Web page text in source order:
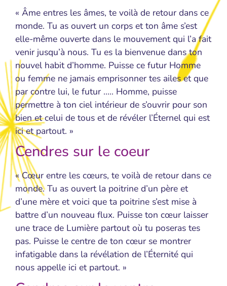
« Âme entres les âmes, te voilà de retour dans ce
monde. Tu as ouvert un corps et ton âme s’est
elle-même ouverte dans le mouvement qui l’a fait
venir jusqu’à nous. Tu es la bienvenue dans ton
nouvel habit d’homme. Puisse ce futur Homme
ou femme ne jamais emprisonner tes ailes et que
par contre lui, le futur ….. Homme, puisse
permettre à ton ciel intérieur de s’ouvrir pour son
bien et celui de tous et de révéler l’Éternel qui est
ici et partout. »
Cendres sur le coeur
« Cœur entre les cœurs, te voilà de retour dans ce
monde. Tu as ouvert la poitrine d’un père et
d’une mère et voici que ta poitrine s’est mise à
battre d’un nouveau flux. Puisse ton cœur laisser
une trace de Lumière partout où tu poseras tes
pas. Puisse le centre de ton cœur se montrer
infatigable dans la révélation de l’Éternité qui
nous appelle ici et partout. »